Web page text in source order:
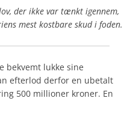
der ikke var tænkt igennem,
mest kostbare skud i foden.
bekvemt lukke sine
efterlod derfor en ubetalt
500 millioner kroner. En